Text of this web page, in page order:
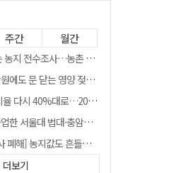
주간 월간
사…농촌 들쑤시는 '경자유전'의 칼날
는 영양 젖소농장… "일할 사람이 없어"
40%대로…20대는 18.8%p 급락
대·충암고도 없애야"…李 육사 통합 직격
흔들리나…"도지 막히면 헐값 매물 나올 수도"
받고 논 내 준' 도지농 이제 어쩌나?
더보기